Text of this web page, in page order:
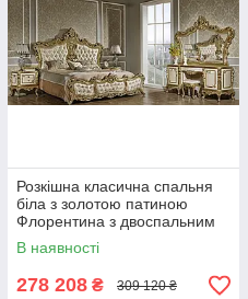
Розкішна класична спальня
біла з золотою патиною
Флорентина з двоспальним
ліжком, шафою 6Д,
туалетним столиком і
дзеркалом
В наявності
278 208 ₴ 309 120 ₴